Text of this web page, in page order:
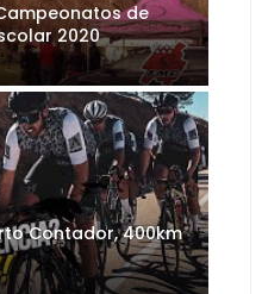
de
2020
Contador, 400km